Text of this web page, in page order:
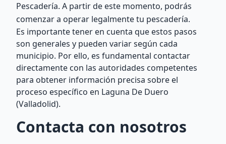
Pescadería. A partir de este momento, podrás
comenzar a operar legalmente tu pescadería.
Es importante tener en cuenta que estos pasos
son generales y pueden variar según cada
municipio. Por ello, es fundamental contactar
directamente con las autoridades competentes
para obtener información precisa sobre el
proceso específico en Laguna De Duero
(Valladolid).
Contacta con nosotros